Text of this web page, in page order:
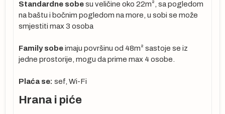
Standardne sobesu veličine oko 22m², sa pogledom
na baštu i bočnim pogledom na more, u sobi se može
smjestiti max 3 osoba
Family sobeimaju površinu od 48m² sastoje se iz
jedne prostorije, mogu da prime max 4 osobe.
Plaća se: sef, Wi-Fi
Hrana i piće